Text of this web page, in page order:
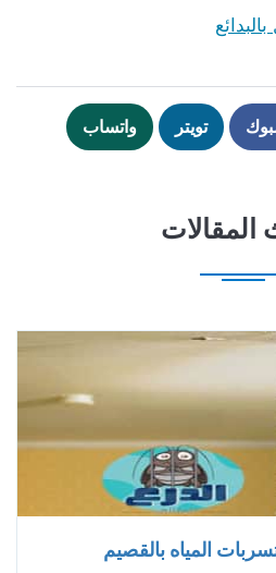
تويتر واتساب
المقالات
المياه بالقصيم